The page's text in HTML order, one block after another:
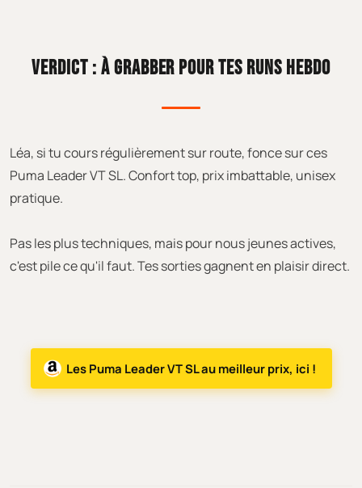
VERDICT : À GRABBER POUR TES RUNS HEBDO
Léa, si tu cours régulièrement sur route, fonce sur ces
Puma Leader VT SL. Confort top, prix imbattable, unisex
pratique.
Pas les plus techniques, mais pour nous jeunes actives,
c'est pile ce qu'il faut. Tes sorties gagnent en plaisir direct.
Les Puma Leader VT SL au meilleur prix, ici !